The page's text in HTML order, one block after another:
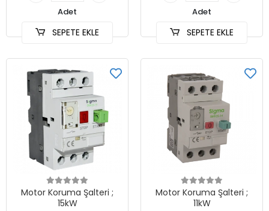
Adet
SEPETE EKLE
Adet
SEPETE EKLE
Motor Koruma Şalteri ;
15kW
Motor Koruma Şalteri ;
11kW